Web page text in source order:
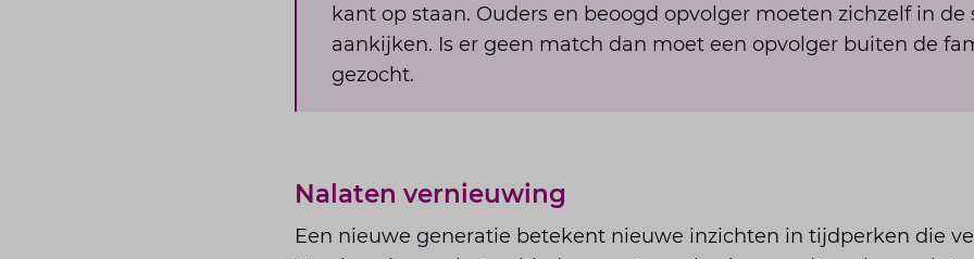
kant op staan. Ouders en beoogd opvolger moeten zichzelf in de
aankijken. Is er geen match dan moet een opvolger buiten de
gezocht.
Nalaten vernieuwing
Een nieuwe generatie betekent nieuwe inzichten in tijdperken die